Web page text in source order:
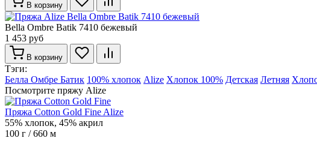
В корзину
Bella Ombre Batik 7410 бежевый
1 453 руб
В корзину
Тэги:
Белла Омбре Батик 100% хлопок Alize Хлопок 100% Детская Летняя
Посмотрите пряжу Alize
Пряжа Cotton Gold Fine Alize
55% хлопок, 45% акрил
100 г / 660 м